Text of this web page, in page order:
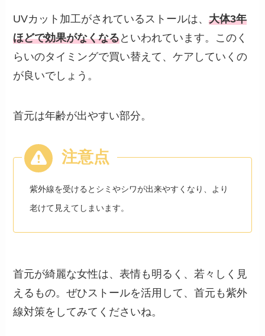
UVカット加工がされているストールは、大体3年
ほどで効果がなくなるといわれています。このく
らいのタイミングで買い替えて、ケアしていくの
が良いでしょう。
首元は年齢が出やすい部分。
紫外線を受けるとシミやシワが出来やすくなり、より
老けて見えてしまいます。
首元が綺麗な女性は、表情も明るく、若々しく見
えるもの。ぜひストールを活用して、首元も紫外
線対策をしてみてくださいね。